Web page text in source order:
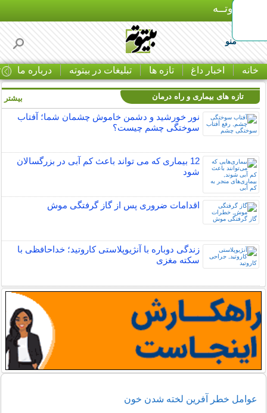
بـیتوتــه
منو
خانه اخبار داغ تازه ها تبلیغات در بیتوته درباره ما
تازه های بیماری و راه درمان
نور خورشید و دشمن خاموش چشمان شما؛ آفتاب
سوختگی چشم چیست؟
12 بیماری که می تواند باعث کم آبی در بزرگسالان
شود
اقدامات ضروری پس از گاز گرفتگی موش
زندگی دوباره با آنژیوپلاستی کاروتید؛ خداحافظی با
سکته مغزی
بیشتر
عوامل خطر آفرین لخته شدن خون